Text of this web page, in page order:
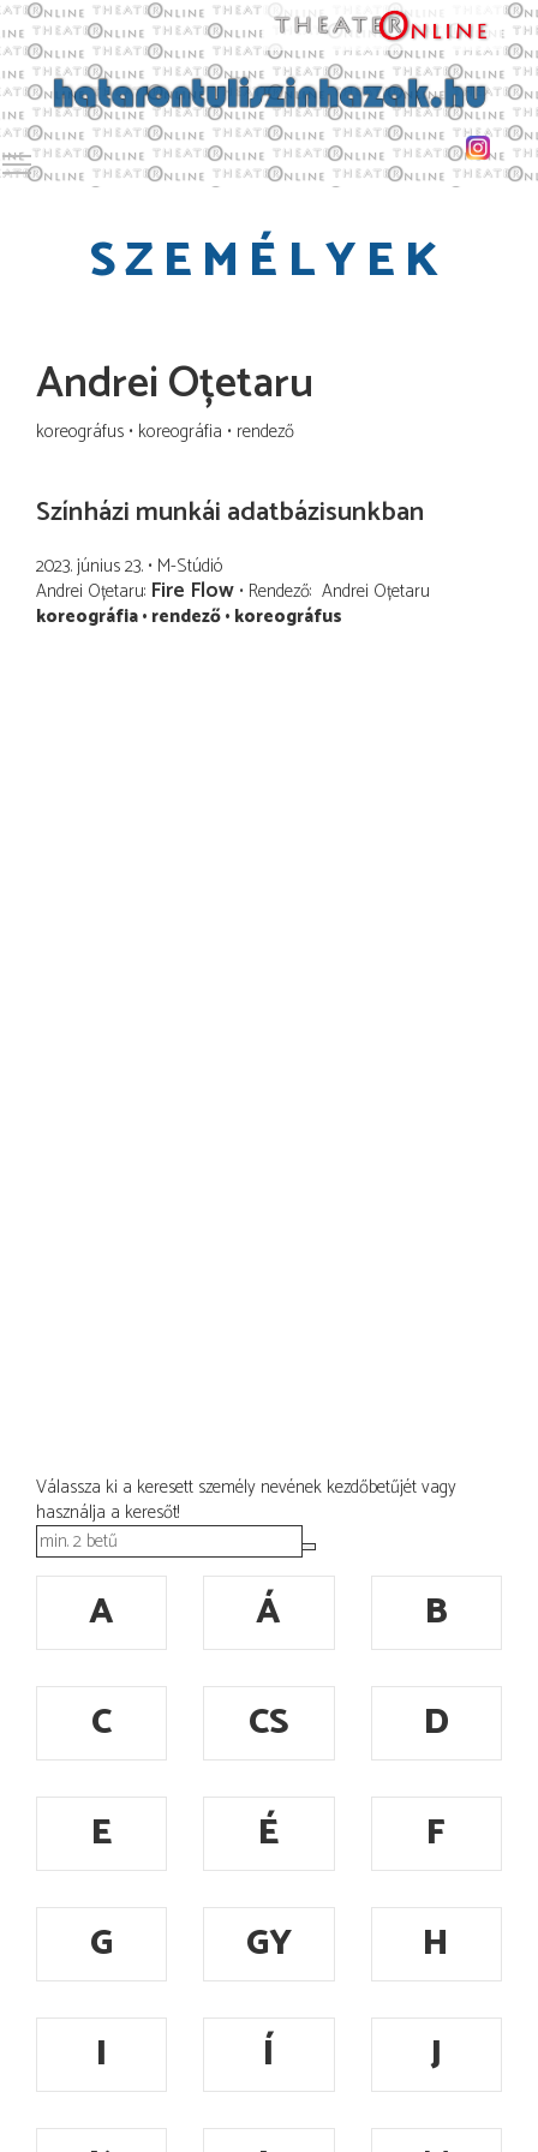
Toggle main menu visibility
SZEMÉLYEK
Andrei Oțetaru
koreográfus koreográfia rendező
Színházi munkái adatbázisunkban
2023. június 23. M-Stúdió
Andrei Oțetaru Fire Flow Rendező Andrei Oțetaru
koreográfia rendező koreográfus
Válassza ki a keresett személy nevének kezdőbetűjét vagy
használja a keresőt!
A Á
B
C
CS
D
E
É
F
G
GY
H
I
Í
J